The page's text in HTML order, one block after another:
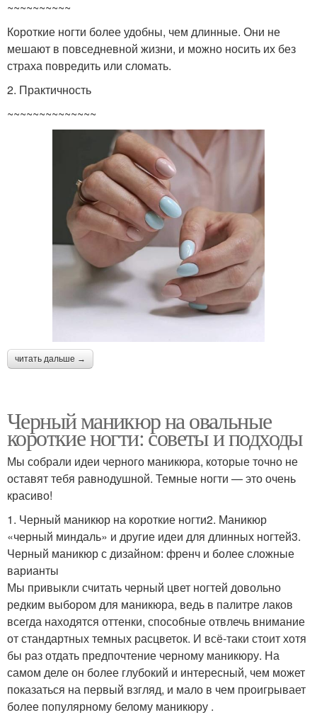
~~~~~~~~~~
Короткие ногти более удобны, чем длинные. Они не
мешают в повседневной жизни, и можно носить их без
страха повредить или сломать.
2. Практичность
~~~~~~~~~~~~~~
читать дальше →
Черный маникюр на овальные
короткие ногти: советы и подходы
Мы собрали идеи черного маникюра, которые точно не
оставят тебя равнодушной. Темные ногти — это очень
красиво!
1. Черный маникюр на короткие ногти2. Маникюр
«черный миндаль» и другие идеи для длинных ногтей3.
Черный маникюр с дизайном: френч и более сложные
варианты
Мы привыкли считать черный цвет ногтей довольно
редким выбором для маникюра, ведь в палитре лаков
всегда находятся оттенки, способные отвлечь внимание
от стандартных темных расцветок. И всё-таки стоит хотя
бы раз отдать предпочтение черному маникюру. На
самом деле он более глубокий и интересный, чем может
показаться на первый взгляд, и мало в чем проигрывает
более популярному белому маникюру .